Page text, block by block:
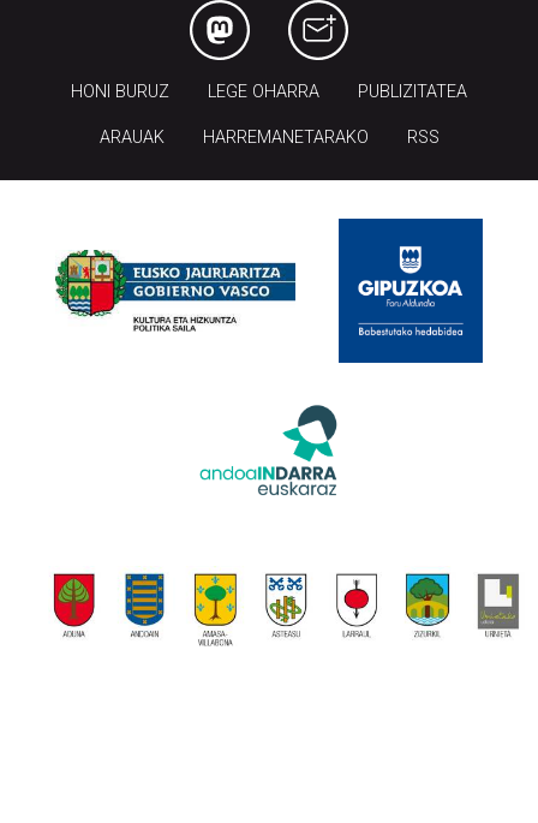
HONI BURUZ LEGE OHARRA PUBLIZITATEA
ARAUAK HARREMANETARAKO RSS